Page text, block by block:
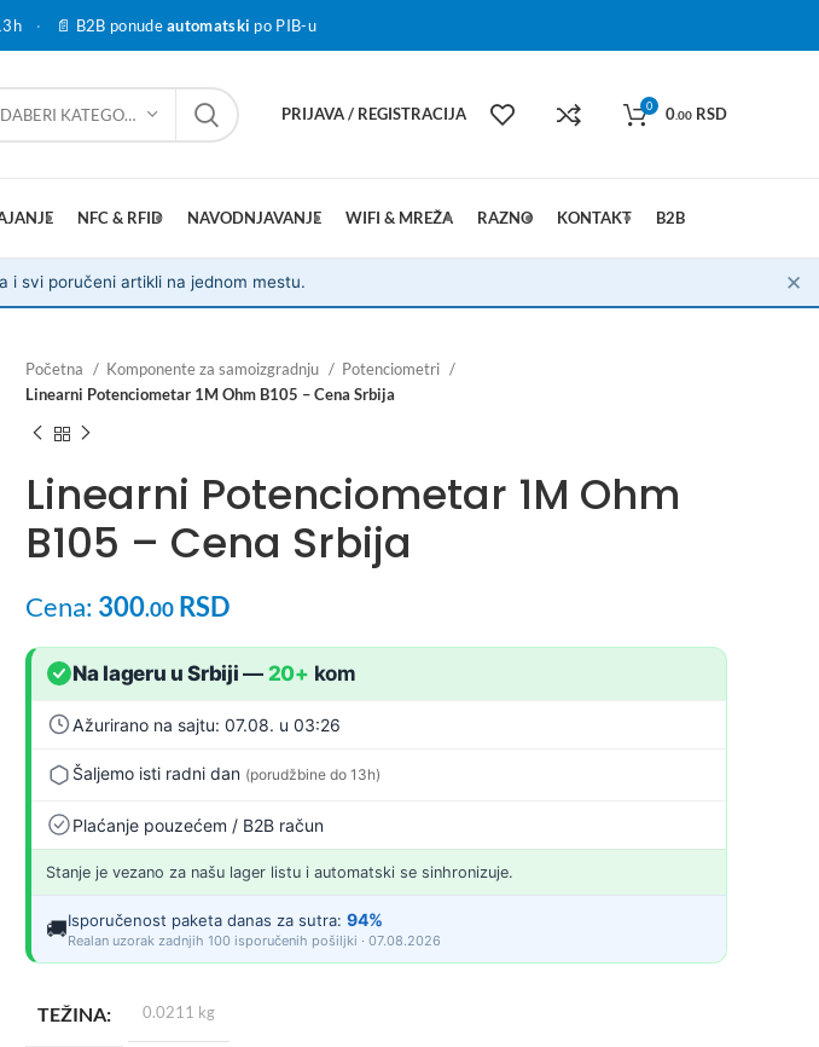
· 📄 B2B ponudeautomatski po PIB-u
ODABERI KATEGORIJU PRIJAVA / REGISTRACIJA 0 0.00 RSD
NFC & RFID NAVODNJAVANJE WIFI & MREŽA RAZNO KONTAKT B2B
i svi poručeni artikli na jednom mestu. ✕
Početna Komponente za samoizgradnju
Potenciometri
Linearni Potenciometar 1M Ohm B105 – Cena Srbija
Linearni Potenciometar 1M Ohm
B105 – Cena Srbija
Cena: 300.00 RSD
Na lageru u Srbiji — 20+ kom
Ažurirano na sajtu: 07.08. u 03:26
Šaljemo isti radni dan (porudžbine do 13h)
Plaćanje pouzećem / B2B račun
Stanje je vezano za našu lager listu i automatski se sinhronizuje.
🚚Isporučenost paketa danas za sutra: 94%
Realan uzorak zadnjih 100 isporučenih pošiljki · 07.08.2026
TEŽINA 0.0211 kg